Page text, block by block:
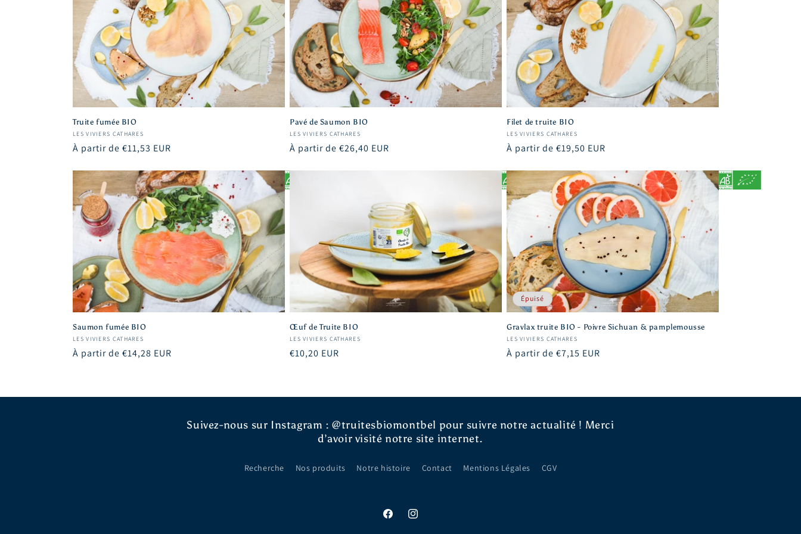
t
i
o
n
:
Truite fumée BIO
Fournisseur :
LES VIVIERS CATHARES
Prix
À partir de €11,53 EUR
Pavé de Saumon BIO
Fournisseur :
LES VIVIERS CATHARES
Prix
À partir de €26,40 EUR
Filet de truite BIO
Fournisseur :
LES VIVIERS CATHARES
Prix
À partir de €19,50 EUR
Saumon fumée BIO
Fournisseur :
LES VIVIERS CATHARES
Prix
À partir de €14,28 EUR
Œuf de Truite BIO
Fournisseur :
LES VIVIERS CATHARES
Prix
€10,20 EUR
Épuisé
Gravlax truite BIO - Poivre Sichuan & pamplemousse
Fournisseur :
LES VIVIERS CATHARES
Prix
À partir de €7,15 EUR
Suivez-nous sur Instagram : @truitesbiomontbel pour suivre notre actualité ! Merci
d’avoir visité notre site internet.
Recherche Nos produits Notre histoire Contact Mentions Légales CGV
FacebookInstagram